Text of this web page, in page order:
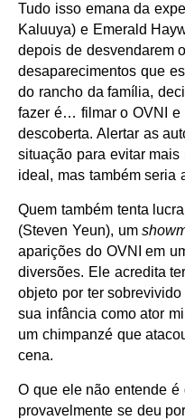
Tudo isso emana da
Kaluuya) e Emerald
depois de desvendarem
desaparecimentos que
do rancho da família,
fazer é… filmar o OVNI e
descoberta. Alertar as
situação para evitar
ideal, mas também seria
Quem também tenta
(Steven Yeun), um
aparições do OVNI em
diversões. Ele acredita
objeto por ter
sua infância como ator
um chimpanzé que
cena.
O que ele não entende é
provavelmente se deu